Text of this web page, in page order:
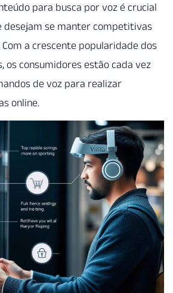
para busca por voz é crucial
desejam se manter competitivas
a crescente popularidade dos
os consumidores estão cada vez
de voz para realizar
online.